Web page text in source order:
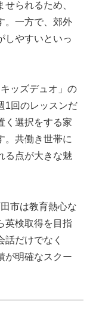
られるため、
。一方で、郊外
しやすいといっ
ッズデュオ」の
1回のレッスンだ
く選択をする家
。共働き世帯に
る点が大きな魅
市は教育熱心な
英検取得を目指
だけでなく
が明確なスクー